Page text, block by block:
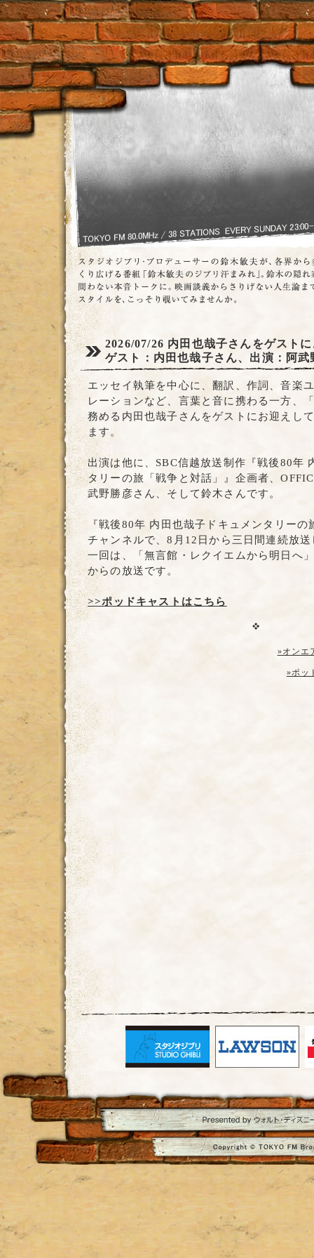
2026/07/26 内田也哉子さんをゲスト
ゲスト：内田也哉子さん、出演：阿武
エッセイ執筆を中心に、翻訳、作詞、音楽
レーションなど、言葉と音に携わる一方、
務める内田也哉子さんをゲストにお迎えし
ます。
出演は他に、SBC信越放送制作『戦後80年
タリーの旅「戦争と対話」』企画者、
武野勝彦さん、そして鈴木さんです。
『戦後80年 内田也哉子ドキュメンタリー
チャンネルで、8月12日から三日間連続放
一回は、「無言館・レクイエムから明日へ
からの放送です。
>>ポッドキャストはこちら
»オンエ
»ポッ